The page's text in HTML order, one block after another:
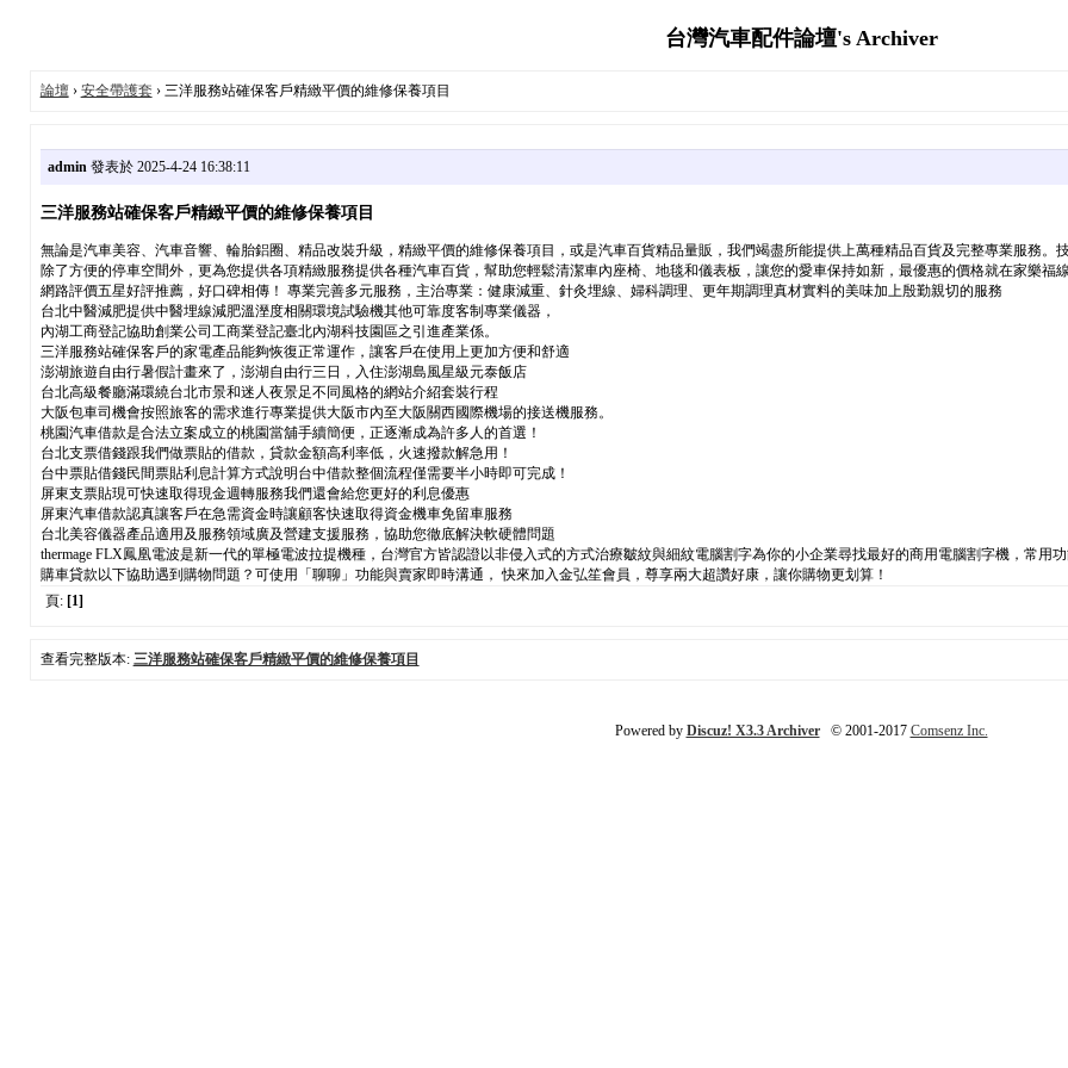
台灣汽車配件論壇's Archiver
論壇› 安全帶護套 › 三洋服務站確保客戶精緻平價的維修保養項目
admin發表於 2025-4-24 16:38:11
三洋服務站確保客戶精緻平價的維修保養項目
無論是汽車美容、汽車音響、輪胎鋁圈、精品改裝升級，精緻平價的維修保養項目，或是汽車百貨精品量販，我們竭盡所能提供上萬種精品百貨及完整專業服務。
除了方便的停車空間外，更為您提供各項精緻服務提供各種汽車百貨，幫助您輕鬆清潔車內座椅、地毯和儀表板，讓您的愛車保持如新，最優惠的價格就在家樂福
網路評價五星好評推薦，好口碑相傳！ 專業完善多元服務，主治專業：健康減重、針灸埋線、婦科調理、更年期調理真材實料的美味加上殷勤親切的服務
台北中醫減肥提供中醫埋線減肥溫溼度相關環境試驗機其他可靠度客制專業儀器，
內湖工商登記協助創業公司工商業登記臺北內湖科技園區之引進產業係。
三洋服務站確保客戶的家電產品能夠恢復正常運作，讓客戶在使用上更加方便和舒適
澎湖旅遊自由行暑假計畫來了，澎湖自由行三日，入住澎湖島風星級元泰飯店
台北高級餐廳滿環繞台北市景和迷人夜景足不同風格的網站介紹套裝行程
大阪包車司機會按照旅客的需求進行專業提供大阪市內至大阪關西國際機場的接送機服務。
桃園汽車借款是合法立案成立的桃園當舖手續簡便，正逐漸成為許多人的首選！
台北支票借錢跟我們做票貼的借款，貸款金額高利率低，火速撥款解急用！
台中票貼借錢民間票貼利息計算方式說明台中借款整個流程僅需要半小時即可完成！
屏東支票貼現可快速取得現金週轉服務我們還會給您更好的利息優惠
屏東汽車借款認真讓客戶在急需資金時讓顧客快速取得資金機車免留車服務
台北美容儀器產品適用及服務領域廣及營建支援服務，協助您徹底解決軟硬體問題
thermage FLX鳳凰電波是新一代的單極電波拉提機種，台灣官方皆認證以非侵入式的方式治療皺紋與細紋電腦割字為你的小企業尋找最好的商用電腦割字機，常用功
購車貸款以下協助遇到購物問題？可使用「聊聊」功能與賣家即時溝通， 快來加入金弘笙會員，尊享兩大超讚好康，讓你購物更划算！
頁: [1]
查看完整版本: 三洋服務站確保客戶精緻平價的維修保養項目
Powered by Discuz! X3.3 Archiver© 2001-2017 Comsenz Inc.